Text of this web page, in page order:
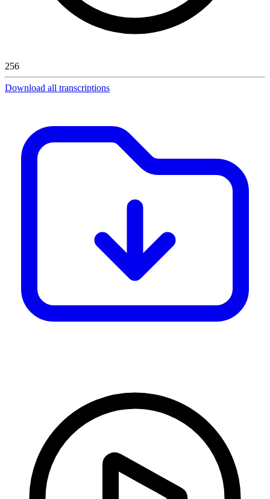
256
Download all transcriptions